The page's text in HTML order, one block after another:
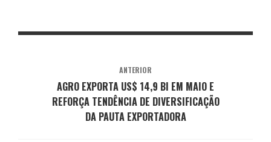
ANTERIOR
AGRO EXPORTA US$ 14,9 BI EM MAIO E
REFORÇA TENDÊNCIA DE DIVERSIFICAÇÃO
DA PAUTA EXPORTADORA